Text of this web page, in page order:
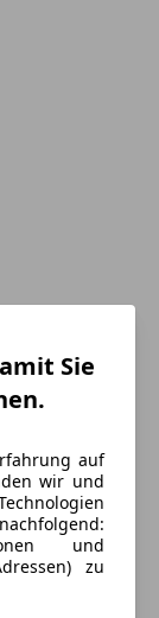
Sie
auf
wir und
und
zu